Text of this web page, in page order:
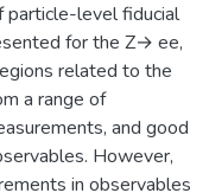
и развитие у
к осознанному
в институтах
particle-level fiducial
for the Z→ ee,
related to the
a range of
and good
However,
in observables